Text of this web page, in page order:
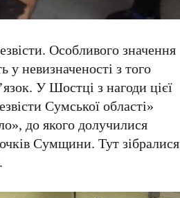
Особливого значення
у невизначеності з того
У Шостці з нагоди цієї
Сумської області»
до якого долучилися
Сумщини. Тут зібралися